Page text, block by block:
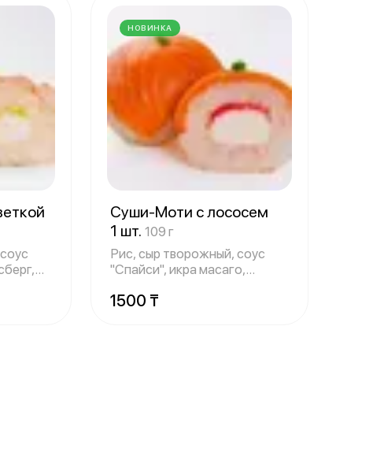
НОВИНКА
Суши-Моти с лососем
1 шт. 109 г
Рис, сыр творожный, соус
"Спайси", икра масаго,
1500 ₸